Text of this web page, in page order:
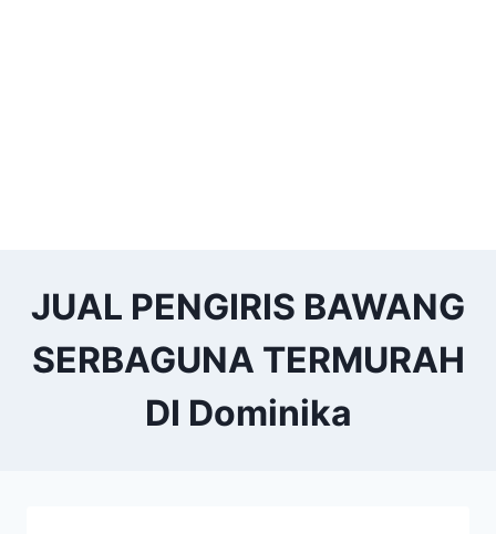
JUAL PENGIRIS BAWANG
SERBAGUNA TERMURAH
DI Dominika